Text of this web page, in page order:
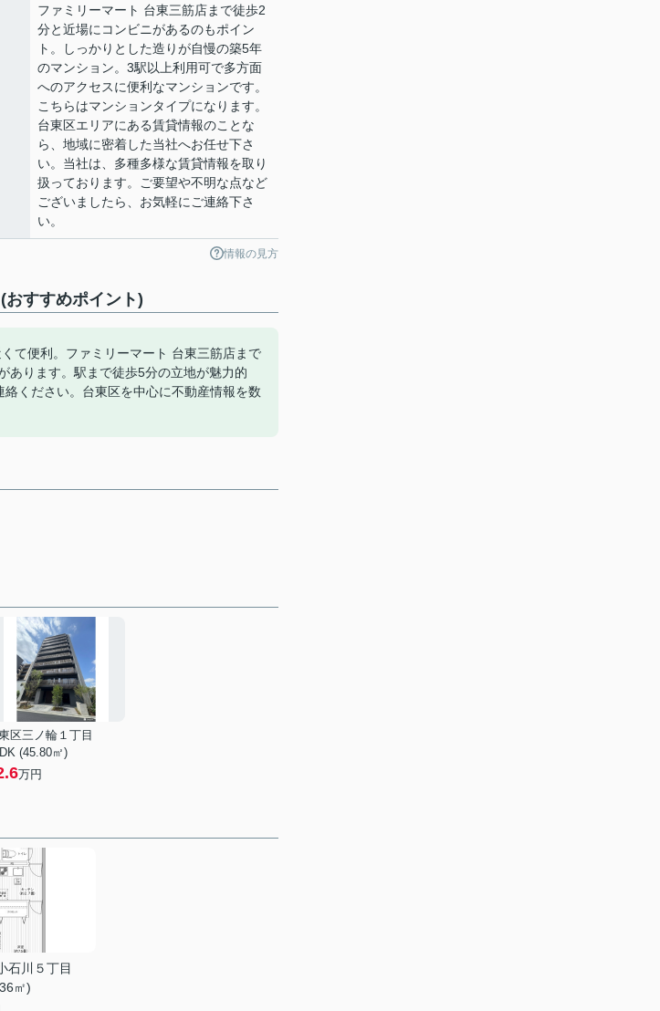
ファミリーマート 台東三筋店まで徒歩2
分と近場にコンビニがあるのもポイン
ト。しっかりとした造りが自慢の築5年
のマンション。3駅以上利用可で多方面
へのアクセスに便利なマンションです。
こちらはマンションタイプになります。
台東区エリアにある賃貸情報のことな
ら、地域に密着した当社へお任せ下さ
い。当社は、多種多様な賃貸情報を取り
扱っております。ご要望や不明な点など
ございましたら、お気軽にご連絡下さ
い。
情報の見方
すすめポイント)
て便利。ファミリーマート 台東三筋店まで
あります。駅まで徒歩5分の立地が魅力的
ください。台東区を中心に不動産情報を数
区三ノ輪１丁目
(45.80㎡)
万円
石川５丁目
㎡)